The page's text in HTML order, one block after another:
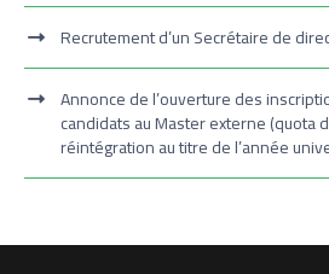
Recrutement d’un Secrétaire de
Annonce de l’ouverture des
candidats au Master externe (quota
réintégration au titre de l’année